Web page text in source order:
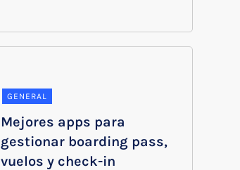
GENERAL
Mejores apps para
gestionar boarding pass,
vuelos y check-in